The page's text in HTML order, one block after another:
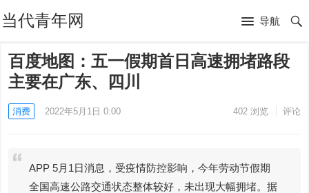
当代青年网 导航
百度地图：五一假期首日高速拥堵路段
主要在广东、四川
消费 2022年5月1日 0:00 402浏览 评论
APP 5月1日消息，受疫情防控影响，今年劳动节假期
全国高速公路交通状态整体较好，未出现大幅拥堵。据